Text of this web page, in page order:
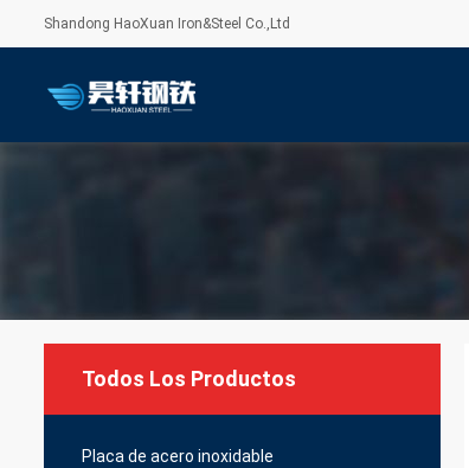
Shandong HaoXuan Iron&Steel Co.,Ltd
Todos Los Productos
Placa de acero inoxidable